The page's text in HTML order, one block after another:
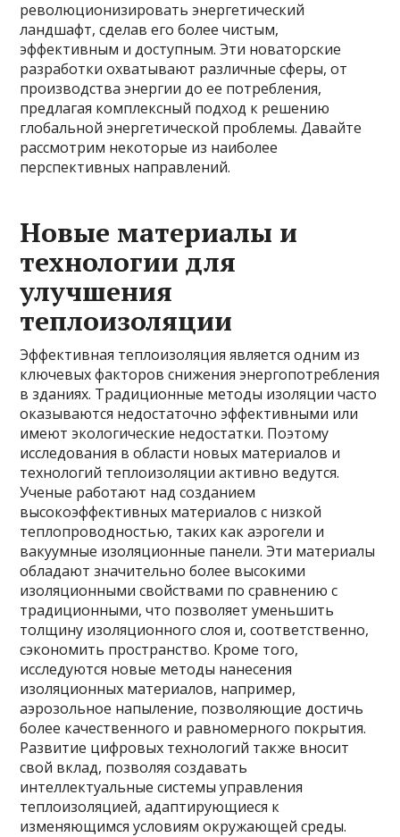
революционизировать энергетический
ландшафт, сделав его более чистым,
эффективным и доступным. Эти новаторские
разработки охватывают различные сферы, от
производства энергии до ее потребления,
предлагая комплексный подход к решению
глобальной энергетической проблемы. Давайте
рассмотрим некоторые из наиболее
перспективных направлений.
Новые материалы и
технологии для
улучшения
теплоизоляции
Эффективная теплоизоляция является одним из
ключевых факторов снижения энергопотребления
в зданиях. Традиционные методы изоляции часто
оказываются недостаточно эффективными или
имеют экологические недостатки. Поэтому
исследования в области новых материалов и
технологий теплоизоляции активно ведутся.
Ученые работают над созданием
высокоэффективных материалов с низкой
теплопроводностью, таких как аэрогели и
вакуумные изоляционные панели. Эти материалы
обладают значительно более высокими
изоляционными свойствами по сравнению с
традиционными, что позволяет уменьшить
толщину изоляционного слоя и, соответственно,
сэкономить пространство. Кроме того,
исследуются новые методы нанесения
изоляционных материалов, например,
аэрозольное напыление, позволяющие достичь
более качественного и равномерного покрытия.
Развитие цифровых технологий также вносит
свой вклад, позволяя создавать
интеллектуальные системы управления
теплоизоляцией, адаптирующиеся к
изменяющимся условиям окружающей среды.